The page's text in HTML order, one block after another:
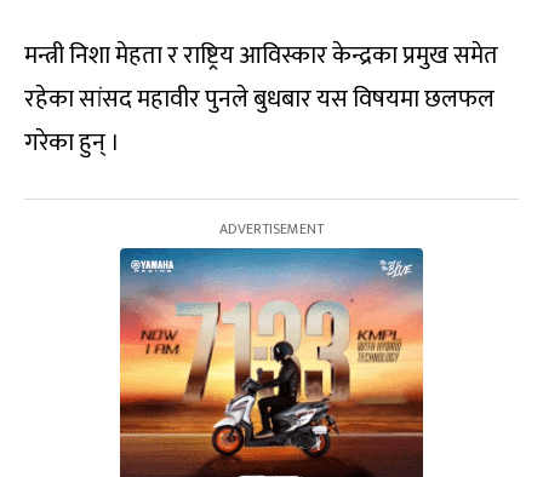
मन्त्री निशा मेहता र राष्ट्रिय आविस्कार केन्द्रका प्रमुख समेत
रहेका सांसद महावीर पुनले बुधबार यस विषयमा छलफल
गरेका हुन् ।